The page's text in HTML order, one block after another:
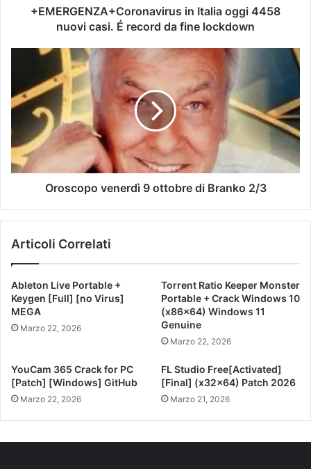
+EMERGENZA+Coronavirus in Italia oggi 4458
nuovi casi. É record da fine lockdown
Oroscopo venerdì 9 ottobre di Branko 2/3
Articoli Correlati
Ableton Live Portable +
Keygen [Full] [no Virus]
MEGA
Marzo 22, 2026
Torrent Ratio Keeper Monster
Portable + Crack Windows 10
(x86x64) Windows 11
Genuine
Marzo 22, 2026
YouCam 365 Crack for PC
[Patch] [Windows] GitHub
Marzo 22, 2026
FL Studio Free[Activated]
[Final] (x32x64) Patch 2026
Marzo 21, 2026